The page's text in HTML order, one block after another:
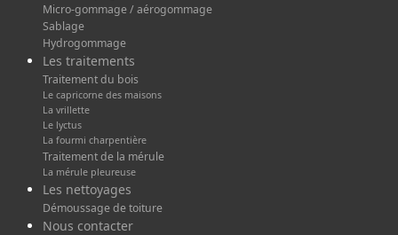
Micro-gommage / aérogommage
Sablage
Hydrogommage
Les traitements
Traitement du bois
Le capricorne des maisons
La vrillette
Le lyctus
La fourmi charpentière
Traitement de la mérule
La mérule pleureuse
Les nettoyages
Démoussage de toiture
Nous contacter